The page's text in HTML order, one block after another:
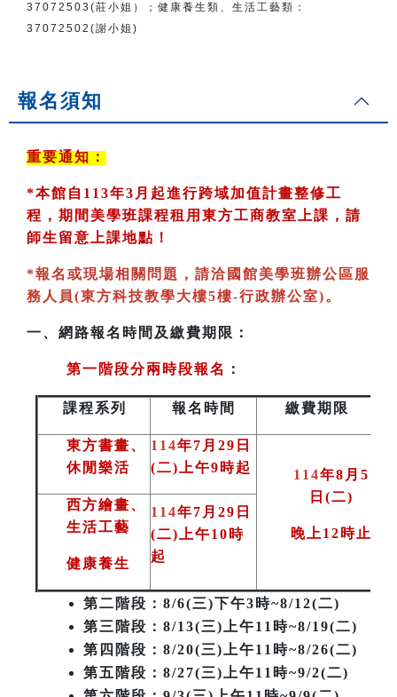
37072503(莊小姐）； 健康養生類、生活工藝類：
37072502(謝小姐)
報名須知
重要通知：
*本館自113年3月起進行跨域加值計畫整修工
程，期間美學班課程租用東方工商教室上課，請
師生留意上課地點！
*報名或現場相關問題，請洽國館美學班辦公區服
務人員(東方科技教學大樓5樓-行政辦公室)。
一、 網路報名時間及繳費期限：
第一階段分兩時段報名 ：
課程系列 報名時間 繳費期限
東方書畫、
休閒樂活
114年7月29日
(二)上午9時起
114年8月5
日(二)
晚上12時止
西方繪畫、
生活工藝
健康養生
114年7月29日
(二)上午10時
起
第二階段 ：8/6(三)下午3時~8/12(二)
第三階段 ：8/13(三)上午11時~8/19(二)
第四階段：8/20(三)上午11時~8/26(二)
第五階段：8/27(三)上午11時~9/2(二)